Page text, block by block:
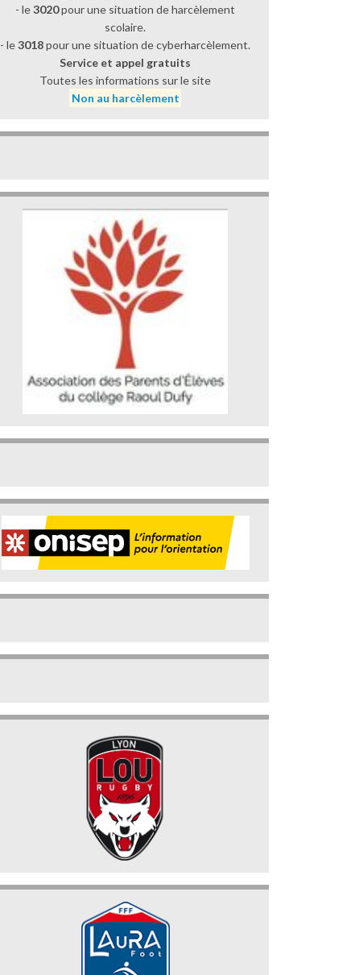
- le3020pour une situation de harcèlement
scolaire.
- le3018pour une situation de cyberharcèlement.
Service et appel gratuits
Toutes les informations sur le site
Non au harcèlement